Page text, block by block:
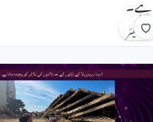
7 گھنٹے پہلے شیئر